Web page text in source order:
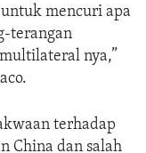
mencuri apa
terangan
nya,”
terhadap
China dan salah